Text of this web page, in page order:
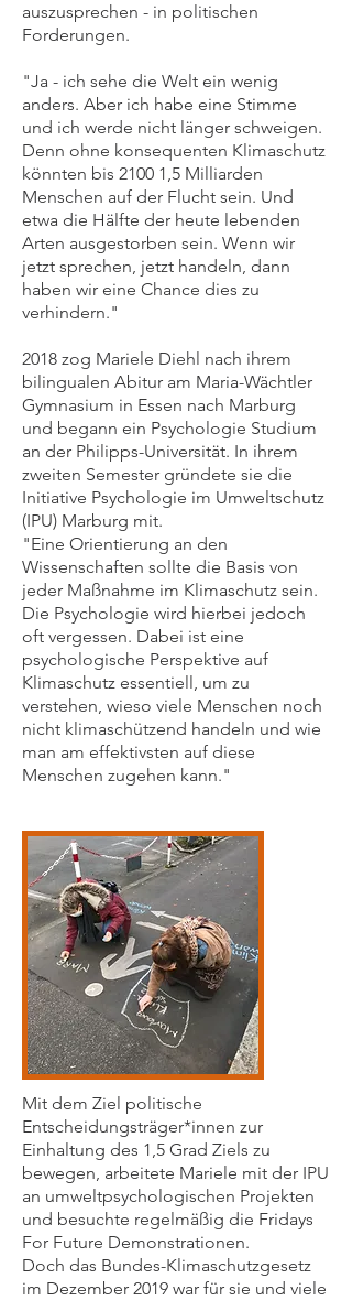
auszusprechen - in politischen
Forderungen.
"Ja - ich sehe die Welt ein wenig
anders. Aber ich habe eine Stimme
und ich werde nicht länger schweigen.
Denn ohne konsequenten Klimaschutz
könnten bis 2100 1,5 Milliarden
Menschen auf der Flucht sein. Und
etwa die Hälfte der heute lebenden
Arten ausgestorben sein. Wenn wir
jetzt sprechen, jetzt handeln, dann
haben wir eine Chance dies zu
verhindern."
2018 zog Mariele Diehl nach ihrem
bilingualen Abitur am Maria-Wächtler
Gymnasium in Essen nach Marburg
und begann ein Psychologie Studium
an der Philipps-Universität. In ihrem
zweiten Semester gründete sie die
Initiative Psychologie im Umweltschutz
(IPU) Marburg mit.
"Eine Orientierung an den
Wissenschaften sollte die Basis von
jeder Maßnahme im Klimaschutz sein.
Die Psychologie wird hierbei jedoch
oft vergessen. Dabei ist eine
psychologische Perspektive auf
Klimaschutz essentiell, um zu
verstehen, wieso viele Menschen noch
nicht klimaschützend handeln und wie
man am effektivsten auf diese
Menschen zugehen kann."
Mit dem Ziel politische
Entscheidungsträger*innen zur
Einhaltung des 1,5 Grad Ziels zu
bewegen, arbeitete Mariele mit der IPU
an umweltpsychologischen Projekten
und besuchte regelmäßig die Fridays
For Future Demonstrationen.
Doch das Bundes-Klimaschutzgesetz
im Dezember 2019 war für sie und viele